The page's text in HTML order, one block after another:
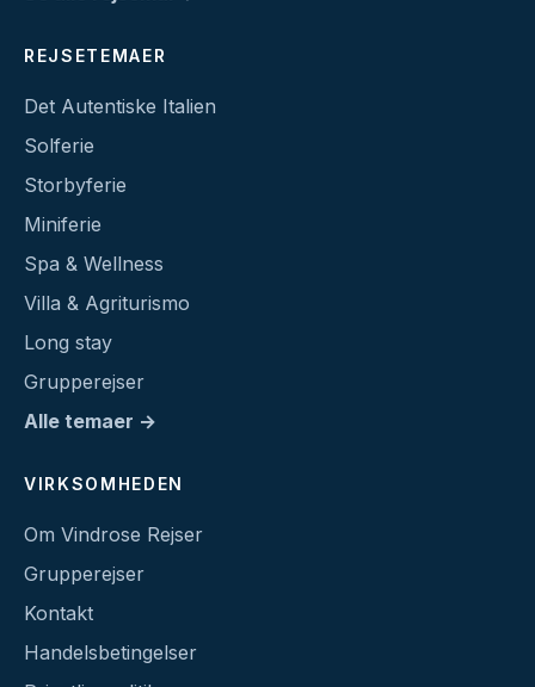
REJSETEMAER
Det Autentiske Italien
Solferie
Storbyferie
Miniferie
Spa & Wellness
Villa & Agriturismo
Long stay
Grupperejser
Alle temaer →
VIRKSOMHEDEN
Om Vindrose Rejser
Grupperejser
Kontakt
Handelsbetingelser